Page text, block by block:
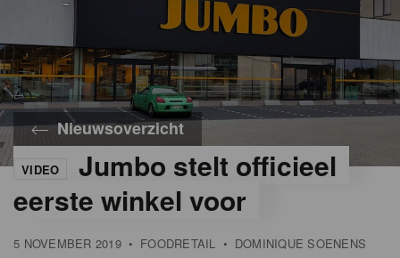
Nieuwsoverzicht
VIDEO
Jumbo stelt officieel
eerste winkel voor
5 NOVEMBER 2019 • FOODRETAIL • DOMINIQUE SOENENS